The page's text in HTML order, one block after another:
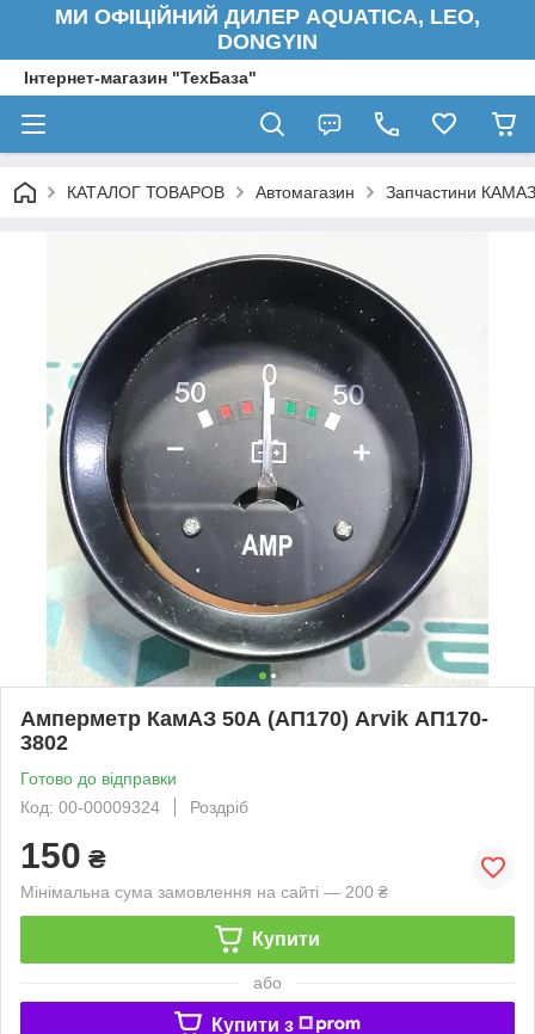
МИ ОФІЦІЙНИЙ ДИЛЕР AQUATICA, LEO,
DONGYIN
Інтернет-магазин "ТехБаза"
КАТАЛОГ ТОВАРОВ Автомагазин Запчастини
Амперметр КамАЗ 50А (АП170) Arvik АП170-
3802
Готово до відправки
Код: 00-00009324
Роздріб
150 ₴
Мінімальна сума замовлення на сайті — 200 ₴
Купити
або
Купити з